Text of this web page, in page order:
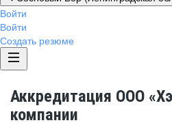
Войти
Войти
Создать резюме
Аккредитация ООО
компании